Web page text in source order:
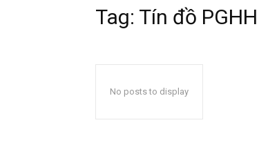
Tag: Tín đồ PGHH
No posts to display